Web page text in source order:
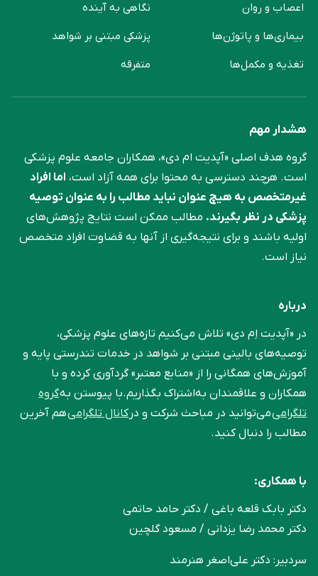
اعصاب و روان
بیماری‌ها و پاتوژن‌ها
تغذیه و مکمل‌ها
نگاهی به آینده
پزشکی مبتنی بر شواهد
متفرقه
هشدار مهم
گروه هدف اصلی «آپدیت ام دی»، همکاران جامعه علوم ‌پزشکی
است. هرچند دسترسی به محتوا برای همه آزاد است، اما افراد
غیرمتخصص به هیچ عنوان نباید مطالب را به عنوان توصیه
پزشکی در نظر بگیرند. مطالب ممکن است نتایج پژوهش‌های
اولیه باشند و برای نتیجه‌گیری از آنها به قضاوت افراد متخصص
نیاز است.
درباره
در «آپدیت اِم دی» تلاش می‌کنیم تازه‌های علوم پزشکی،
توصیه‌های بالینی مبتنی بر شواهد در خدمات تندرستی پایه و
آموزش‌های همگانی را از «منابع معتبر» گردآوری کرده و با
همکاران و علاقمندان به‌اشتراک بگذاریم.با پیوستن بهگروه
تلگرامیمی‌توانید در مباحث شرکت و درکانال تلگرامیهم آخرین
مطالب را دنبال کنید.
با همکاری:
دکتر بابک قلعه‌ باغی / دکتر حامد حاتمی
دکتر محمد رضا یزدانی / مسعود گلچین
سردبیر: دکتر علی‌اصغر هنرمند